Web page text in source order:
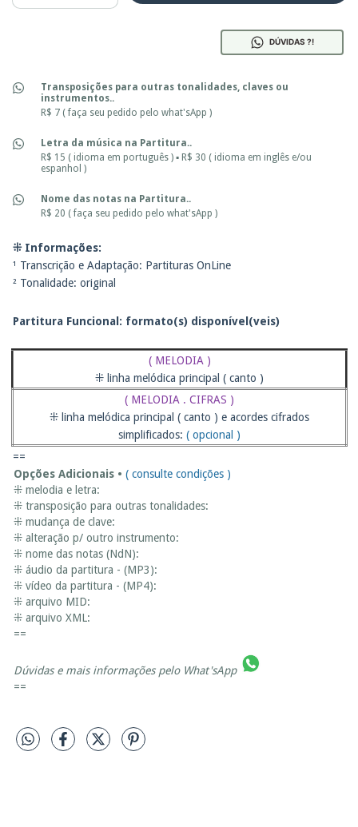
DÚVIDAS ?!
Transposições para outras tonalidades, claves ou
instrumentos..
R$ 7 ( faça seu pedido pelo what'sApp )
Letra da música na Partitura..
R$ 15 ( idioma em português ) ▪ R$ 30 ( idioma em inglês e/ou
espanhol )
Nome das notas na Partitura..
R$ 20 ( faça seu pedido pelo what'sApp )
⁜ Informações:
¹ Transcrição e Adaptação: Partituras OnLine
² Tonalidade: original
Partitura Funcional: formato(s) disponível(veis)
( MELODIA )
⁜ linha melódica principal ( canto )
( MELODIA . CIFRAS )
⁜ linha melódica principal ( canto ) e acordes cifrados
simplificados: ( opcional )
==
Opções Adicionais • ( consulte condições )
⁜ melodia e letra:
⁜ transposição para outras tonalidades:
⁜ mudança de clave:
⁜ alteração p/ outro instrumento:
⁜ nome das notas (NdN):
⁜ áudio da partitura - (MP3):
⁜ vídeo da partitura - (MP4):
⁜ arquivo MID:
⁜ arquivo XML:
==
Dúvidas e mais informações pelo What'sApp
==